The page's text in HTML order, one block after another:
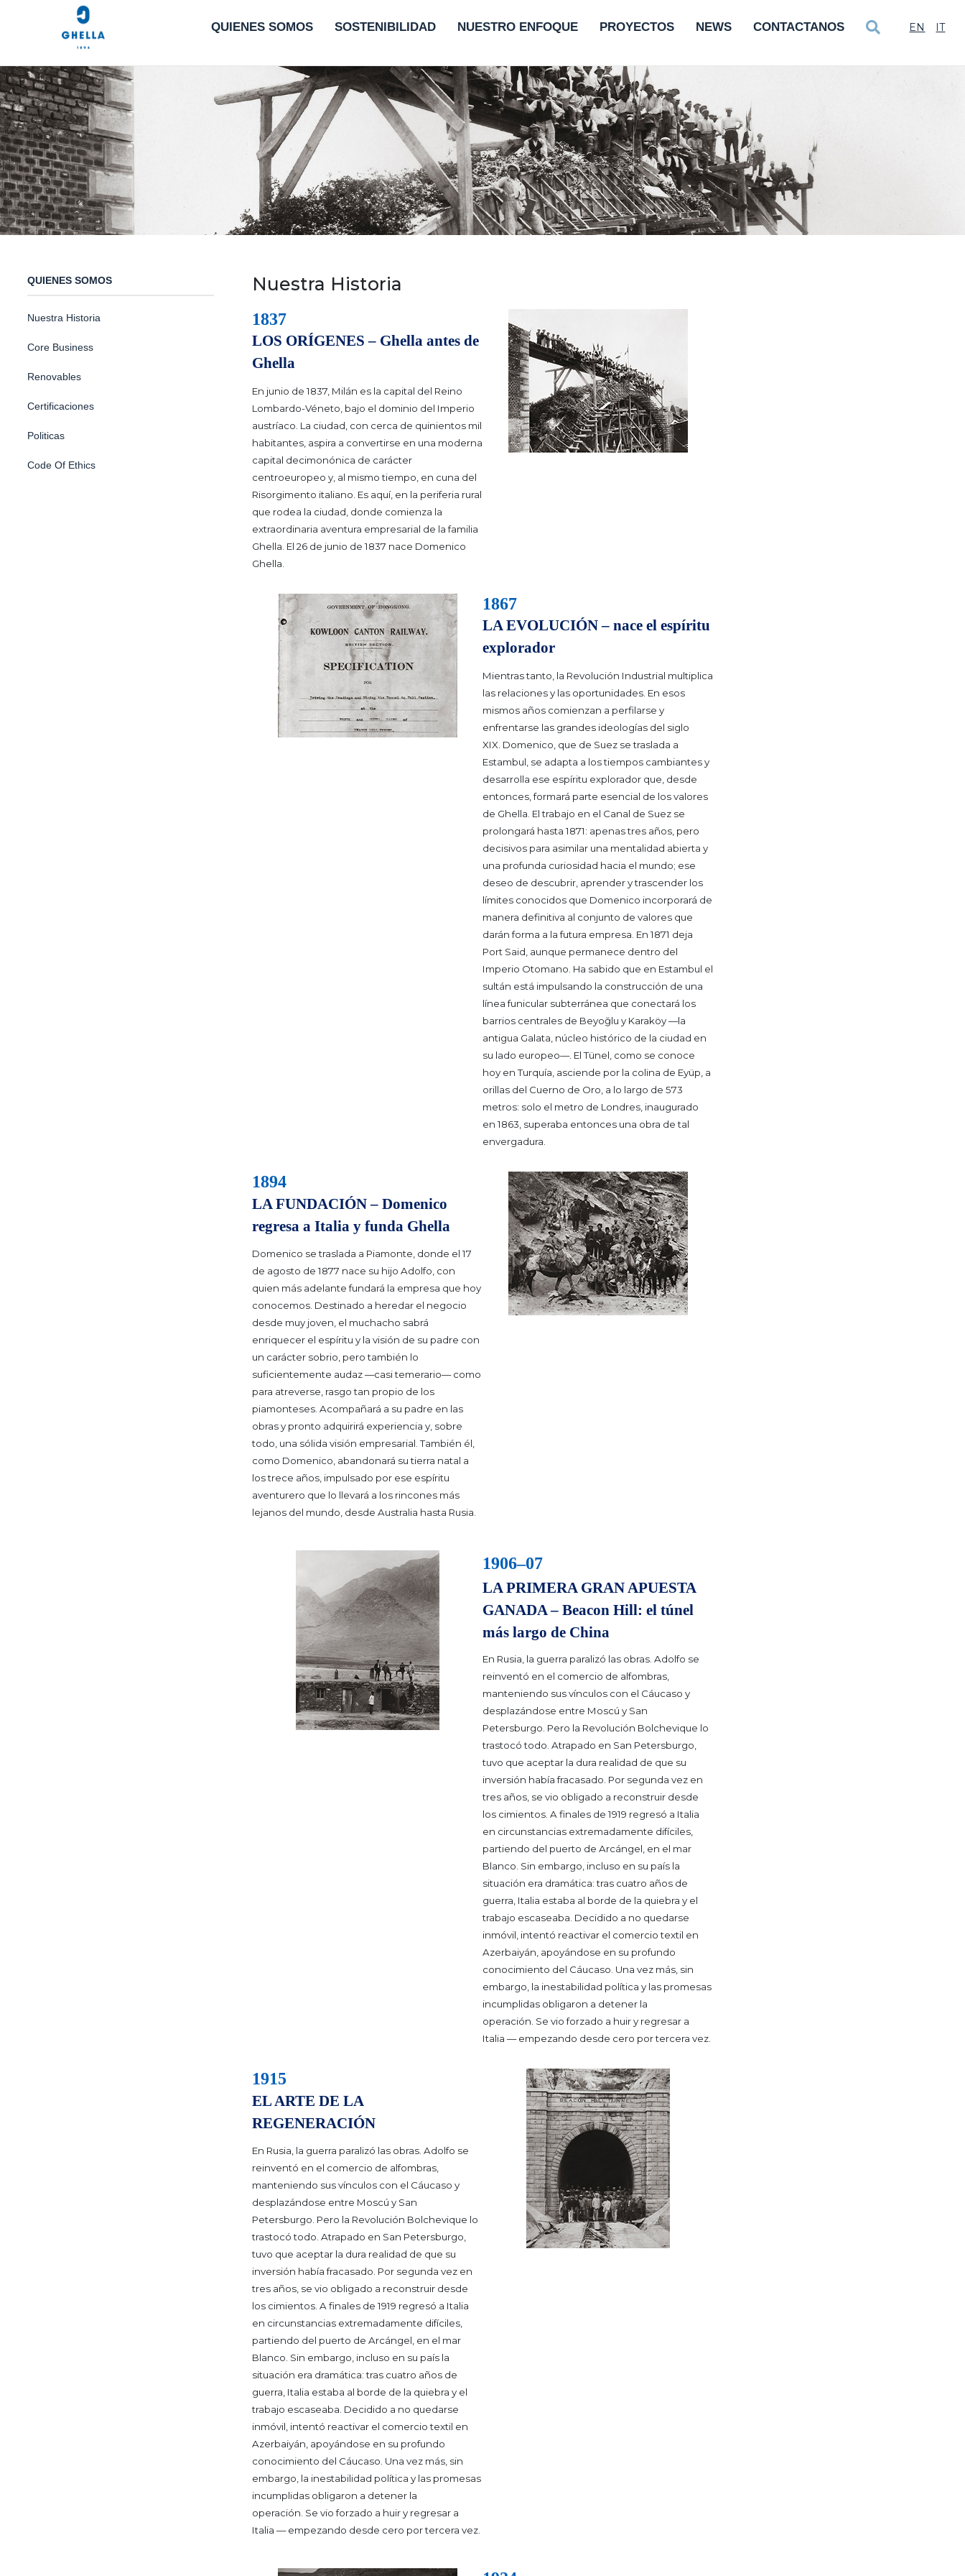
QUIENES SOMOS SOSTENIBILIDAD NUESTRO ENFOQUE PROYECTOS NEWS CONTACTANOS EN IT
QUIENES SOMOS
Nuestra Historia
Core Business
Renovables
Certificaciones
Politicas
Code Of Ethics
Nuestra Historia
1837
LOS ORÍGENES – Ghella antes de
Ghella
En junio de 1837, Milán es la capital del Reino
Lombardo-Véneto, bajo el dominio del Imperio
austríaco. La ciudad, con cerca de quinientos mil
habitantes, aspira a convertirse en una moderna
capital decimonónica de carácter
centroeuropeo y, al mismo tiempo, en cuna del
Risorgimento italiano. Es aquí, en la periferia rural
que rodea la ciudad, donde comienza la
extraordinaria aventura empresarial de la familia
Ghella. El 26 de junio de 1837 nace Domenico
Ghella.
1867
LA EVOLUCIÓN – nace el espíritu
explorador
Mientras tanto, la Revolución Industrial multiplica
las relaciones y las oportunidades. En esos
mismos años comienzan a perfilarse y
enfrentarse las grandes ideologías del siglo
XIX. Domenico, que de Suez se traslada a
Estambul, se adapta a los tiempos cambiantes y
desarrolla ese espíritu explorador que, desde
entonces, formará parte esencial de los valores
de Ghella. El trabajo en el Canal de Suez se
prolongará hasta 1871: apenas tres años, pero
decisivos para asimilar una mentalidad abierta y
una profunda curiosidad hacia el mundo; ese
deseo de descubrir, aprender y trascender los
límites conocidos que Domenico incorporará de
manera definitiva al conjunto de valores que
darán forma a la futura empresa. En 1871 deja
Port Said, aunque permanece dentro del
Imperio Otomano. Ha sabido que en Estambul el
sultán está impulsando la construcción de una
línea funicular subterránea que conectará los
barrios centrales de Beyoğlu y Karaköy —la
antigua Galata, núcleo histórico de la ciudad en
su lado europeo—. El Tünel, como se conoce
hoy en Turquía, asciende por la colina de Eyüp, a
orillas del Cuerno de Oro, a lo largo de 573
metros: solo el metro de Londres, inaugurado
en 1863, superaba entonces una obra de tal
envergadura.
1894
LA FUNDACIÓN – Domenico
regresa a Italia y funda Ghella
Domenico se traslada a Piamonte, donde el 17
de agosto de 1877 nace su hijo Adolfo, con
quien más adelante fundará la empresa que hoy
conocemos. Destinado a heredar el negocio
desde muy joven, el muchacho sabrá
enriquecer el espíritu y la visión de su padre con
un carácter sobrio, pero también lo
suficientemente audaz —casi temerario— como
para atreverse, rasgo tan propio de los
piamonteses. Acompañará a su padre en las
obras y pronto adquirirá experiencia y, sobre
todo, una sólida visión empresarial.También él,
como Domenico, abandonará su tierra natal a
los trece años, impulsado por ese espíritu
aventurero que lo llevará a los rincones más
lejanos del mundo, desde Australia hasta Rusia.
1906–07
LA PRIMERA GRAN APUESTA
GANADA – Beacon Hill: el túnel
más largo de China
En Rusia, la guerra paralizó las obras. Adolfo se
reinventó en el comercio de alfombras,
manteniendo sus vínculos con el Cáucaso y
desplazándose entre Moscú y San
Petersburgo. Pero la Revolución Bolchevique lo
trastocó todo. Atrapado en San Petersburgo,
tuvo que aceptar la dura realidad de que su
inversión había fracasado. Por segunda vez en
tres años, se vio obligado a reconstruir desde
los cimientos. A finales de 1919 regresó a Italia
en circunstancias extremadamente difíciles,
partiendo del puerto de Arcángel, en el mar
Blanco. Sin embargo, incluso en su país la
situación era dramática: tras cuatro años de
guerra, Italia estaba al borde de la quiebra y el
trabajo escaseaba. Decidido a no quedarse
inmóvil, intentó reactivar el comercio textil en
Azerbaiyán, apoyándose en su profundo
conocimiento del Cáucaso. Una vez más, sin
embargo, la inestabilidad política y las promesas
incumplidas obligaron a detener la
operación. Se vio forzado a huir y regresar a
Italia — empezando desde cero por tercera vez.
1915
EL ARTE DE LA
REGENERACIÓN
En Rusia, la guerra paralizó las obras. Adolfo se
reinventó en el comercio de alfombras,
manteniendo sus vínculos con el Cáucaso y
desplazándose entre Moscú y San
Petersburgo. Pero la Revolución Bolchevique lo
trastocó todo. Atrapado en San Petersburgo,
tuvo que aceptar la dura realidad de que su
inversión había fracasado. Por segunda vez en
tres años, se vio obligado a reconstruir desde
los cimientos. A finales de 1919 regresó a Italia
en circunstancias extremadamente difíciles,
partiendo del puerto de Arcángel, en el mar
Blanco. Sin embargo, incluso en su país la
situación era dramática: tras cuatro años de
guerra, Italia estaba al borde de la quiebra y el
trabajo escaseaba. Decidido a no quedarse
inmóvil, intentó reactivar el comercio textil en
Azerbaiyán, apoyándose en su profundo
conocimiento del Cáucaso. Una vez más, sin
embargo, la inestabilidad política y las promesas
incumplidas obligaron a detener la
operación. Se vio forzado a huir y regresar a
Italia — empezando desde cero por tercera vez.